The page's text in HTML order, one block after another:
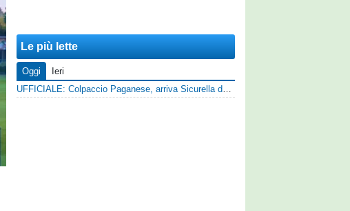
Le più lette
Oggi
Ieri
UFFICIALE: Colpaccio Paganese, arriva Sicurella dalla Scafatese